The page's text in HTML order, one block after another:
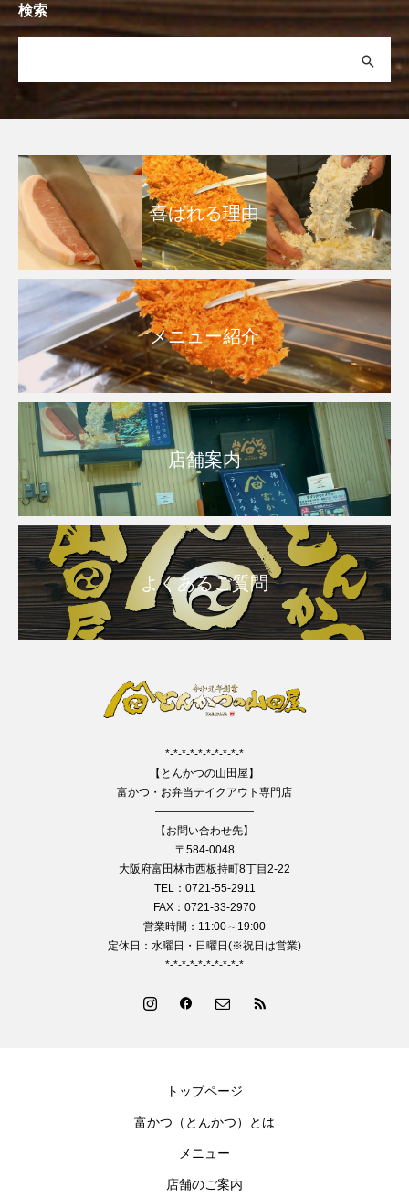
検索
喜ばれる理由
メニュー紹介
店舗案内
よくあるご質問
*-*-*-*-*-*-*-*-*-*
【とんかつの山田屋】
富かつ・お弁当テイクアウト専門店
—————————
【お問い合わせ先】
〒584-0048
大阪府富田林市西板持町8丁目2-22
TEL：0721-55-2911
FAX：0721-33-2970
営業時間：11:00～19:00
定休日：水曜日・日曜日(※祝日は営業)
*-*-*-*-*-*-*-*-*-*
トップページ
富かつ（とんかつ）とは
メニュー
店舗のご案内